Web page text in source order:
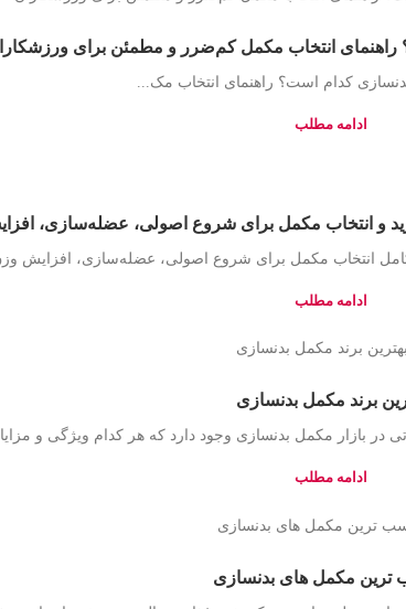
انتخاب مکمل کم‌ضرر و مطمئن برای
کدام است؟ راهنمای انتخاب مک...
ادامه مطلب
و انتخاب مکمل برای شروع اصولی، عضله‌سازی،
کامل انتخاب مکمل برای شروع اصولی، عضله‌سازی، افزایش
ادامه مطلب
برند مکمل بدنسازی
در بازار مکمل بدنسازی وجود دارد که هر کدام ویژگی و
ادامه مطلب
ترین مکمل های بدنسازی